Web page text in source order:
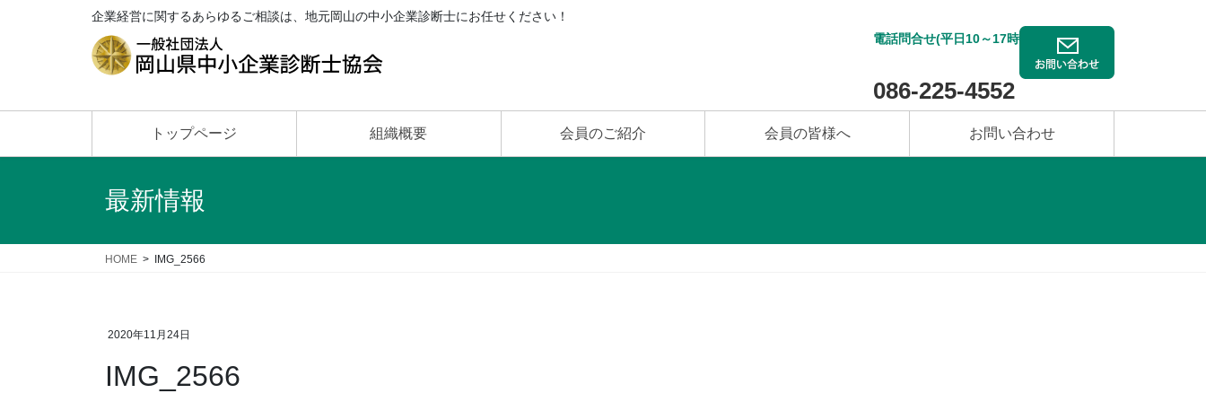
企業経営に関するあらゆるご相談は、地元岡山の中小企業診断士にお任せください！
電話問合せ(平日10～17時)
086-225-4552
トップページ 組織概要 会員のご紹介 会員の皆様へ お問い合わせ
最新情報
HOME IMG_2566
2020年11月24日
IMG_2566